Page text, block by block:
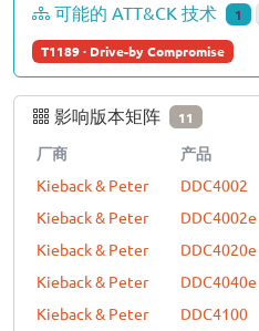
可能的 ATT&CK 技术 1
T1189 · Drive-by Compromise
影响版本矩阵 11
厂商 产品
Kieback & Peter
DDC4002
Kieback & Peter DDC4002e
Kieback & Peter DDC4020e
Kieback & Peter DDC4040e
Kieback & Peter DDC4100